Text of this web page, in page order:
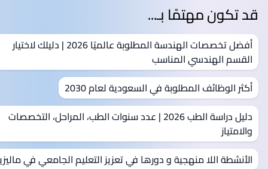
قد تكون مهتمًا بـ...
أفضل تخصصات الهندسة المطلوبة عالميًا 2026 | دليلك لاختيار
القسم الهندسي المناسب
أكثر الوظائف المطلوبة في السعودية لعام 2030
دليل دراسة الطب 2026 | عدد سنوات الطب، المراحل، التخصصات
والامتياز
الأنشطة اللا منهجية و دورها في تعزيز التعليم الجامعي في ماليزيا